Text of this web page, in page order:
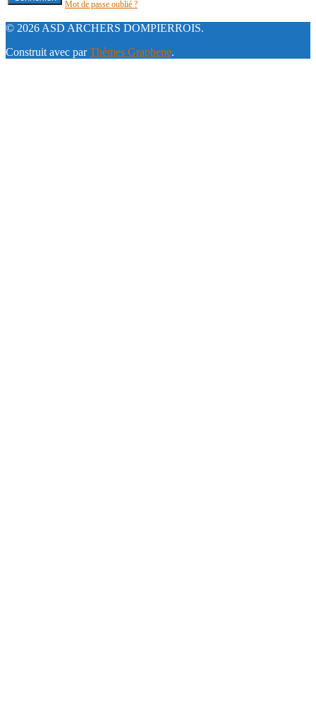
Mot de passe oublié ?
© 2026 ASD ARCHERS DOMPIERROIS.
Construit avec parThèmes Graphene.